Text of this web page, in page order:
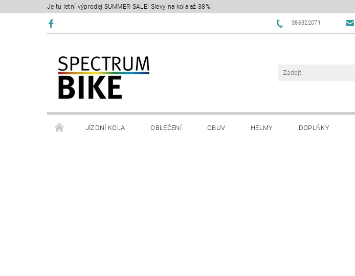
Je tu letní výprodej SUMMER SALE! Slevy na kola až 38%!
386322071
JÍZDNÍ KOLA OBLEČENÍ OBUV HELMY DOPLŇKY